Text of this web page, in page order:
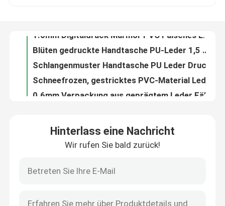
Qualitätskontrolle
Falsches Leder aus PVC
PU-Faux-Leder
Mikrofaserledermaterial
Hinterlass eine Nachricht
Wir rufen Sie bald zurück!